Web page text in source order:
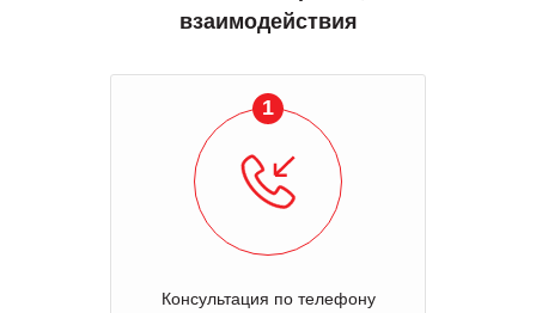
взаимодействия
1
Консультация по телефону